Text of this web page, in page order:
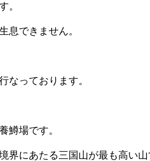
。
息できません。
なっております。
鱒場です。
にあたる三国山が最も高い山